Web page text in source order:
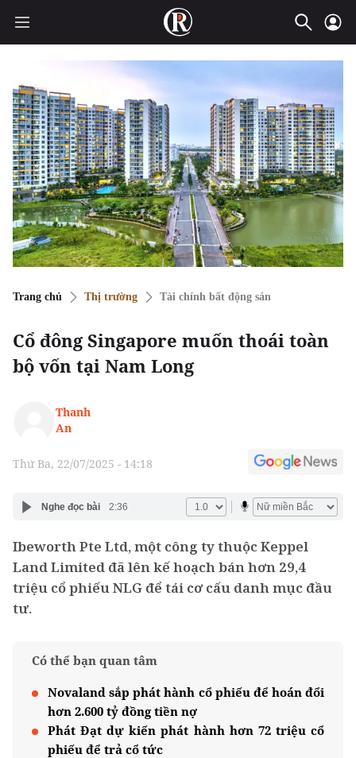
Trang chủ Thị trường Tài chính bất động sản
Cổ đông Singapore muốn thoái toàn
bộ vốn tại Nam Long
Thanh
An
Thứ Ba, 22/07/2025 - 14:18
Nghe đọc bài 2:36
Ibeworth Pte Ltd, một công ty thuộc Keppel
Land Limited đã lên kế hoạch bán hơn 29,4
triệu cổ phiếu NLG để tái cơ cấu danh mục đầu
tư.
Có thể bạn quan tâm
Novaland sắp phát hành cổ phiếu để hoán đổi
hơn 2.600 tỷ đồng tiền nợ
Phát Đạt dự kiến phát hành hơn 72 triệu cổ
phiếu để trả cổ tức